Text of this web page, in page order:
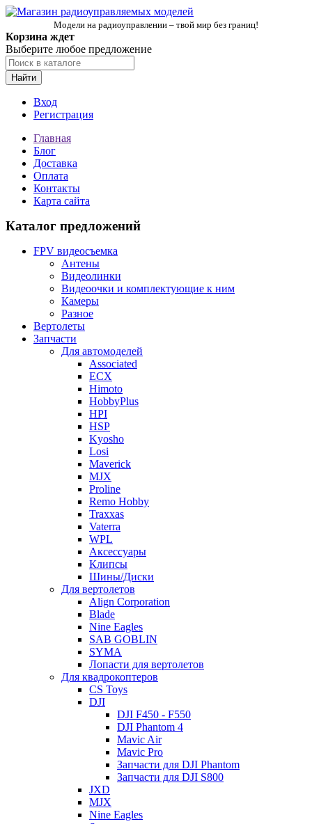
Модели на радиоуправлении – твой мир без границ!
Корзина ждет
Выберите любое предложение
Найти
Вход
Регистрация
Главная
Блог
Доставка
Оплата
Контакты
Карта сайта
Каталог предложений
FPV видеосъемка
Антены
Видеолинки
Видеоочки и комплектующие к ним
Камеры
Разное
Вертолеты
Запчасти
Для автомоделей
Associated
ECX
Himoto
HobbyPlus
HPI
HSP
Kyosho
Losi
Maverick
MJX
Proline
Remo Hobby
Traxxas
Vaterra
WPL
Аксессуары
Клипсы
Шины/Диски
Для вертолетов
Align Corporation
Blade
Nine Eagles
SAB GOBLIN
SYMA
Лопасти для вертолетов
Для квадрокоптеров
CS Toys
DJI
DJI F450 - F550
DJI Phantom 4
Mavic Air
Mavic Pro
Запчасти для DJI Phantom
Запчасти для DJI S800
JXD
MJX
Nine Eagles